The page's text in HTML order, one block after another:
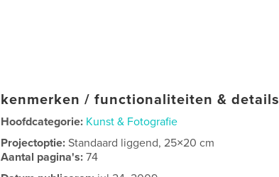
kenmerken / functionaliteiten & details
Hoofdcategorie: Kunst & Fotografie
Projectoptie:Standaard liggend, 25×20 cm
Aantal pagina's:74